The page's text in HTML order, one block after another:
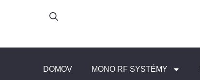
DOMOV MONO RF SYSTÉMY